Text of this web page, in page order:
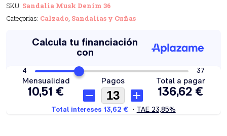
SKU: Sandalia Musk Denim 36
Categorías: Calzado, Sandalias y Cuñas